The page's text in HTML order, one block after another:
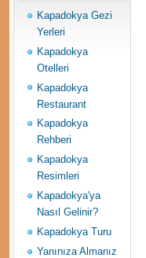
Kapadokya Gezi
Yerleri
Kapadokya
Otelleri
Kapadokya
Restaurant
Kapadokya
Rehberi
Kapadokya
Resimleri
Kapadokya'ya
Nasıl Gelinir?
Kapadokya Turu
Yanınıza Almanız